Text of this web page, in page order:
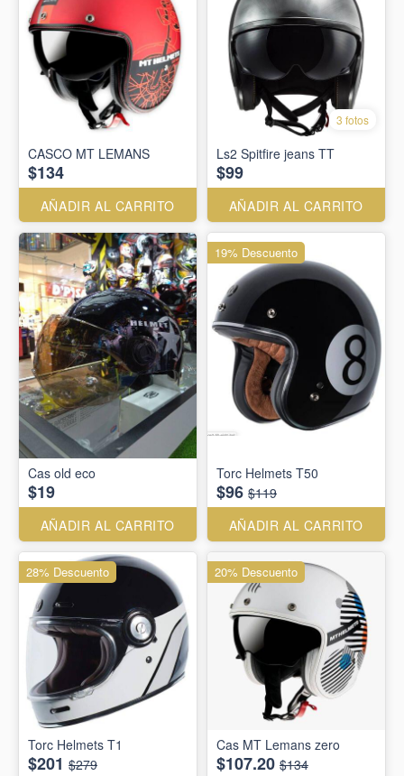
CASCO MT LEMANS
$134
AÑADIR AL CARRITO
3 fotos
Ls2 Spitfire jeans TT
$99
AÑADIR AL CARRITO
Cas old eco
$19
AÑADIR AL CARRITO
Torc Helmets T50
$96 $119
AÑADIR AL CARRITO
19% Descuento
Torc Helmets T1
$201 $279
28% Descuento
Cas MT Lemans zero
$107.20 $134
20% Descuento